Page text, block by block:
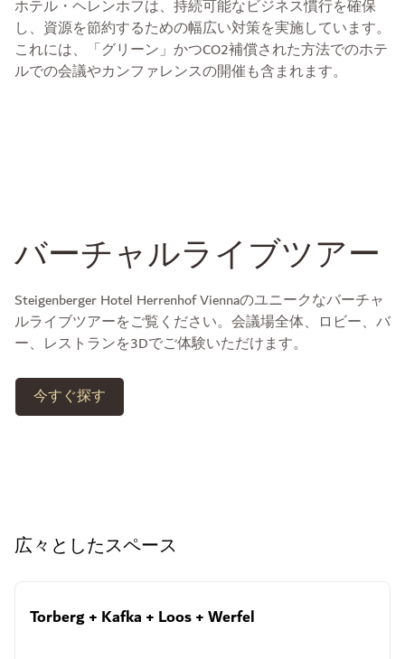
ホテル・ヘレンホフは、持続可能なビジネス慣行を確保
し、資源を節約するための幅広い対策を実施しています。
これには、「グリーン」かつCO2補償された方法でのホテ
ルでの会議やカンファレンスの開催も含まれます。
バーチャルライブツアー
Steigenberger Hotel Herrenhof Viennaのユニークなバーチャ
ルライブツアーをご覧ください。会議場全体、ロビー、バ
ー、レストランを3Dでご体験いただけます。
今すぐ探す
広々としたスペース
Torberg + Kafka + Loos + Werfel